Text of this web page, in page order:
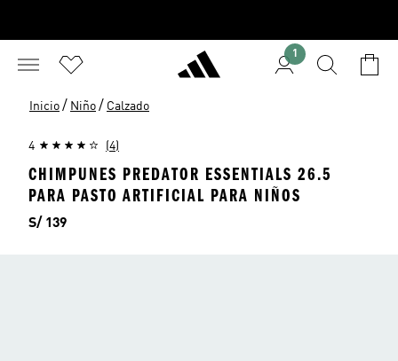
1
Inicio / Niño / Calzado
4 (4)
CHIMPUNES PREDATOR ESSENTIALS 26.5
PARA PASTO ARTIFICIAL PARA NIÑOS
Precio
S/ 139